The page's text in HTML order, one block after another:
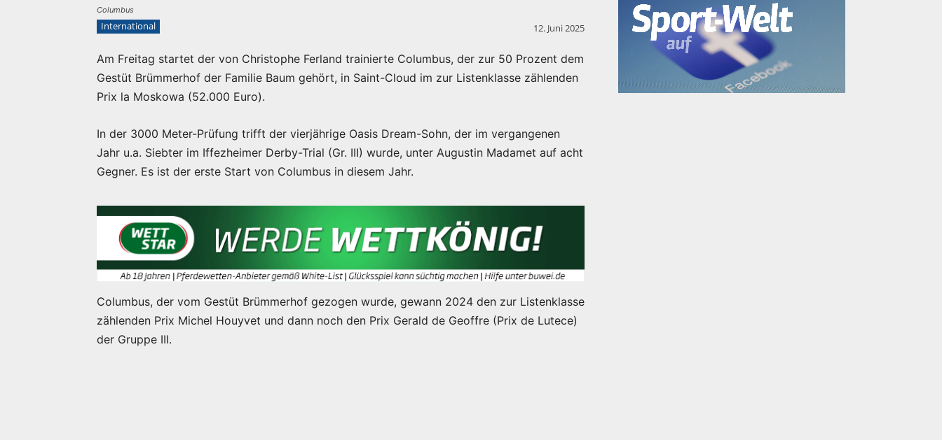
Columbus
International 12. Juni 2025
Am Freitag startet der von Christophe Ferland trainierte Columbus, der zur 50 Prozent dem
Gestüt Brümmerhof der Familie Baum gehört, in Saint-Cloud im zur Listenklasse zählenden
Prix la Moskowa (52.000 Euro).
In der 3000 Meter-Prüfung trifft der vierjährige Oasis Dream-Sohn, der im vergangenen
Jahr u.a. Siebter im Iffezheimer Derby-Trial (Gr. III) wurde, unter Augustin Madamet auf acht
Gegner. Es ist der erste Start von Columbus in diesem Jahr.
Columbus, der vom Gestüt Brümmerhof gezogen wurde, gewann 2024 den zur Listenklasse
zählenden Prix Michel Houyvet und dann noch den Prix Gerald de Geoffre (Prix de Lutece)
der Gruppe III.